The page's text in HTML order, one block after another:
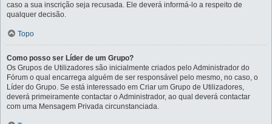
caso a sua inscrição seja recusada. Ele deverá informá-lo a respeito de
qualquer decisão.
Topo
Como posso ser Líder de um Grupo?
Os Grupos de Utilizadores são inicialmente criados pelo Administrador do
Fórum o qual encarrega alguém de ser responsável pelo mesmo, no caso, o
Líder do Grupo. Se está interessado em Criar um Grupo de Utilizadores,
deverá primeiramente contactar o Administrador, ao qual deverá contactar
com uma Mensagem Privada circunstanciada.